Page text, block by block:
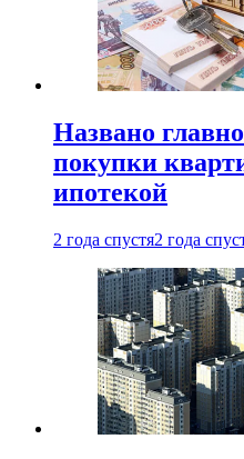
Названо
покупки
ипотекой
2 года спустя2 года